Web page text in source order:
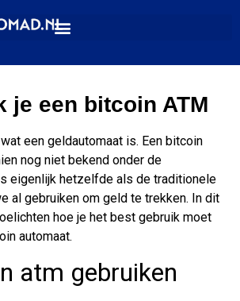
je een bitcoin ATM
een geldautomaat is. Een bitcoin
nog niet bekend onder de
eigenlijk hetzelfde als de traditionele
al gebruiken om geld te trekken. In dit
hoe je het best gebruik moet
automaat.
atm gebruiken